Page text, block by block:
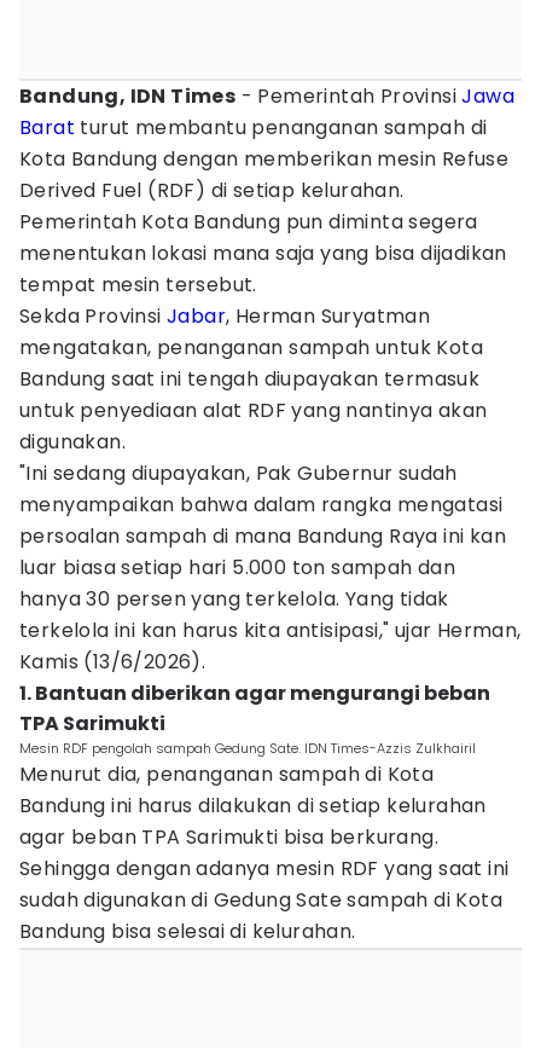
Bandung, IDN Times - Pemerintah ProvinsiJawa
Barat turut membantu penanganan sampah di
Kota Bandung dengan memberikan mesin Refuse
Derived Fuel (RDF) di setiap kelurahan.
Pemerintah Kota Bandung pun diminta segera
menentukan lokasi mana saja yang bisa dijadikan
tempat mesin tersebut.
Sekda ProvinsiJabar, Herman Suryatman
mengatakan, penanganan sampah untuk Kota
Bandung saat ini tengah diupayakan termasuk
untuk penyediaan alat RDF yang nantinya akan
digunakan.
"Ini sedang diupayakan, Pak Gubernur sudah
menyampaikan bahwa dalam rangka mengatasi
persoalan sampah di mana Bandung Raya ini kan
luar biasa setiap hari 5.000 ton sampah dan
hanya 30 persen yang terkelola. Yang tidak
terkelola ini kan harus kita antisipasi," ujar Herman,
Kamis (13/6/2026).
1. Bantuan diberikan agar mengurangi beban
TPA Sarimukti
Mesin RDF pengolah sampah Gedung Sate. IDN Times-Azzis Zulkhairil
Menurut dia, penanganan sampah di Kota
Bandung ini harus dilakukan di setiap kelurahan
agar beban TPA Sarimukti bisa berkurang.
Sehingga dengan adanya mesin RDF yang saat ini
sudah digunakan di Gedung Sate sampah di Kota
Bandung bisa selesai di kelurahan.